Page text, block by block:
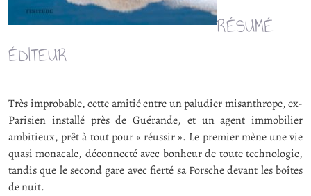
RÉSUMÉ
ÉDITEUR
Très improbable, cette amitié entre un paludier misanthrope, ex-
Parisien installé près de Guérande, et un agent immobilier
ambitieux, prêt à tout pour « réussir ». Le premier mène une vie
quasi monacale, déconnecté avec bonheur de toute technologie,
tandis que le second gare avec fierté sa Porsche devant les boîtes
de nuit.